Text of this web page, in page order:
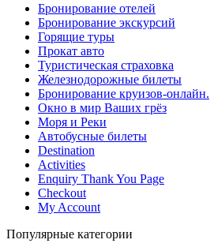
Бронирование отелей
Бронирование экскурсий
Горящие туры
Прокат авто
Туристическая страховка
Железнодорожные билеты
Бронирование круизов-онлайн.
Окно в мир Ваших грёз
Моря и Реки
Автобусные билеты
Destination
Activities
Enquiry Thank You Page
Checkout
My Account
Популярные категории